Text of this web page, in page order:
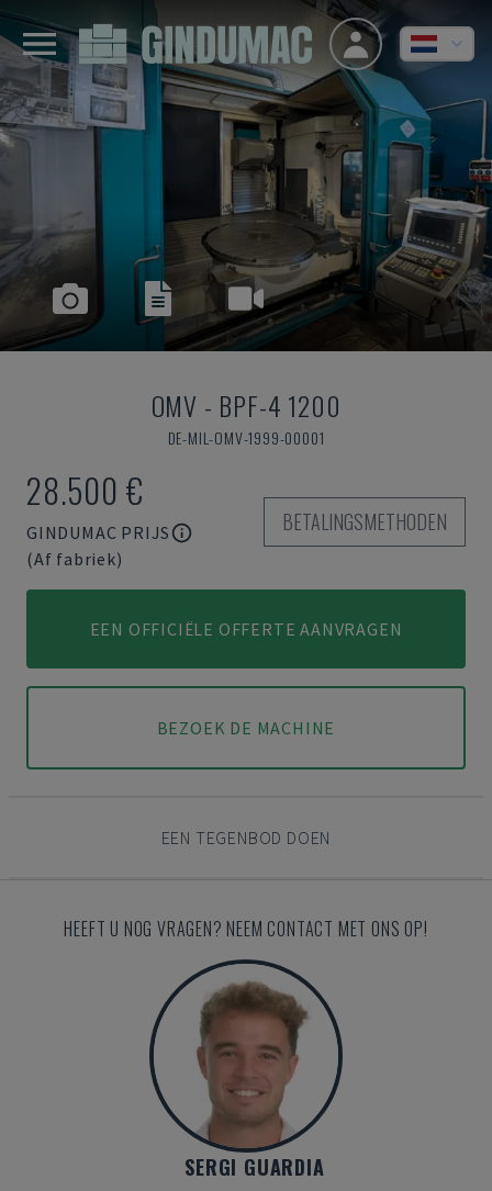
OMV - BPF-4 1200
DE-MIL-OMV-1999-00001
28.500 €
GINDUMAC PRIJS
(Af fabriek)
BETALINGSMETHODEN
EEN OFFICIËLE OFFERTE AANVRAGEN
BEZOEK DE MACHINE
EEN TEGENBOD DOEN
HEEFT U NOG VRAGEN? NEEM CONTACT MET ONS OP!
SERGI GUARDIA